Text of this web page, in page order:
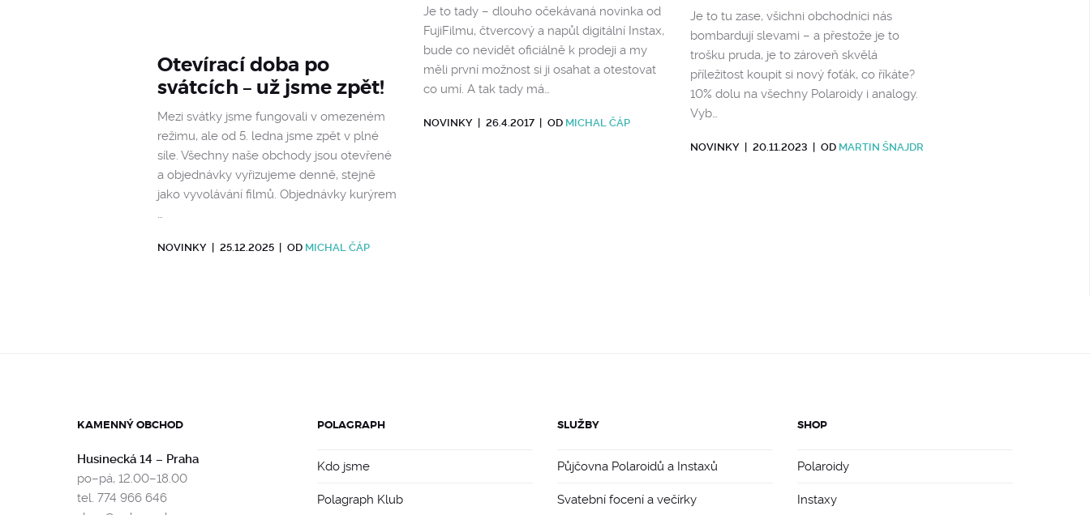
Otevírací doba po
svátcích – už jsme zpět!
Mezi svátky jsme fungovali v omezeném
režimu, ale od 5. ledna jsme zpět v plné
síle. Všechny naše obchody jsou otevřené
a objednávky vyřizujeme denně, stejně
jako vyvolávání filmů. Objednávky kurýrem
…
NOVINKY 25.12.2025 OD MICHAL ČÁP
Je to tady – dlouho očekávaná novinka od
FujiFilmu, čtvercový a napůl digitální Instax,
bude co nevidět oficiálně k prodeji a my
měli první možnost si ji osahat a otestovat
co umí. A tak tady má…
NOVINKY | 26.4.2017 | OD MICHAL ČÁP
Je to tu zase, všichni obchodníci nás
bombardují slevami – a přestože je to
trošku pruda, je to zároveň skvělá
příležitost koupit si nový foťák, co říkáte?
10% dolu na všechny Polaroidy i analogy.
Vyb…
NOVINKY | 20.11.2023 | OD MARTIN ŠNAJDR
KAMENNÝ OBCHOD
Husinecká 14 – Praha
po–pá, 12.00–18.00
tel. 774 966 646
POLAGRAPH
Kdo jsme
Polagraph Klub
SLUŽBY
Půjčovna Polaroidů a Instaxů
Svatební focení a večírky
SHOP
Polaroidy
Instaxy